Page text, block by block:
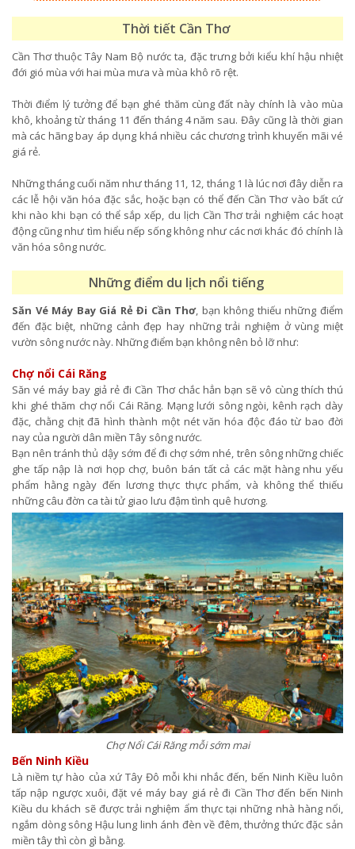
Thời tiết Cần Thơ
Cần Thơ thuộc Tây Nam Bộ nước ta, đặc trưng bởi kiểu khí hậu nhiệt
đới gió mùa với hai mùa mưa và mùa khô rõ rệt.
Thời điểm lý tưởng để bạn ghé thăm cùng đất này chính là vào mùa
khô, khoảng từ tháng 11 đến tháng 4 năm sau. Đây cũng là thời gian
mà các hãng bay áp dụng khá nhiều các chương trình khuyến mãi vé
giá rẻ.
Những tháng cuối năm như tháng 11, 12, tháng 1 là lúc nơi đây diễn ra
các lễ hội văn hóa đặc sắc, hoặc bạn có thể đến Cần Thơ vào bất cứ
khi nào khi bạn có thể sắp xếp, du lịch Cần Thơ trải nghiệm các hoạt
động cũng như tìm hiểu nếp sống không như các nơi khác đó chính là
văn hóa sông nước.
Những điểm du lịch nổi tiếng
Săn Vé Máy Bay Giá Rẻ Đi Cần Thơ, bạn không thiếu những điểm
đến đặc biệt, những cảnh đẹp hay những trải nghiệm ở vùng miệt
vườn sông nước này. Những điểm bạn không nên bỏ lỡ như:
Chợ nổi Cái Răng
Săn vé máy bay giả rẻ đi Cần Thơ chắc hẳn bạn sẽ vô cùng thích thú
khi ghé thăm chợ nổi Cái Răng. Mạng lưới sông ngòi, kênh rạch dày
đặc, chằng chịt đã hình thành một nét văn hóa độc đáo từ bao đời
nay của người dân miền Tây sông nước.
Bạn nên tránh thủ dậy sớm để đi chợ sớm nhé, trên sông những chiếc
ghe tấp nập là nơi họp chợ, buôn bán tất cả các mặt hàng nhu yếu
phẩm hằng ngày đến lương thực thực phẩm, và không thể thiếu
những câu đờn ca tài tử giao lưu đậm tình quê hương.
Chợ Nổi Cái Răng mỗi sớm mai
Bến Ninh Kiều
Là niềm tự hào của xứ Tây Đô mỗi khi nhắc đến, bến Ninh Kiều luôn
tấp nập ngược xuôi, đặt vé máy bay giá rẻ đi Cần Thơ đến bến Ninh
Kiều du khách sẽ được trải nghiệm ẩm thực tại những nhà hàng nổi,
ngắm dòng sông Hậu lung linh ánh đèn về đêm, thưởng thức đặc sản
miền tây thì còn gì bằng.